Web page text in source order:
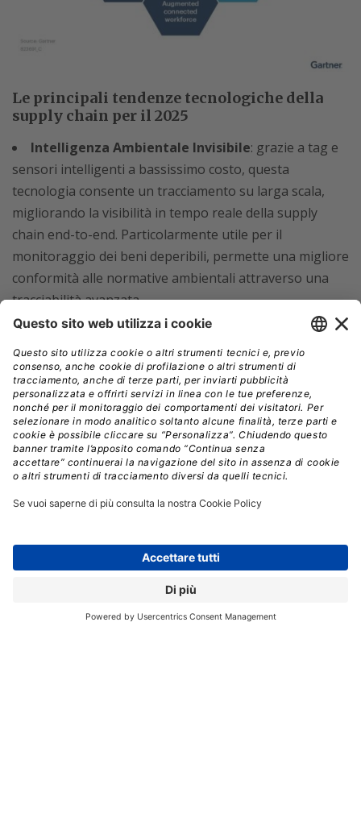
Le principali tendenze tecnologiche della
supply chain per il 2025
Intelligenza Ambientale Invisibile: grazie a tag e
sensori intelligenti a bassissimo costo, questa
tecnologia consente un tracciamento su larga scala,
migliorando la visibilità in tempo reale della supply
chain end-to-end. Particolarmente utile per il
monitoraggio dei beni deperibili, permette una migliore
conformità alle normative ambientali attraverso una
tracciabilità avanzata
Forza lavoro aumentata e connessa (ACWF):
decisionale e ridurre la variabilità operativa,
affrontando il gap di competenze nella forza lavoro. La
digitalizzazione delle procedure standard accelera
l’inserimento dei dipendenti e aumenta la produttività
nelle operazioni di produzione e logistica
Interfaccia utente multimodale:questa
tecnologia consente agli utenti di interagire con i
pratico è l’adozione di controlli vocali e interfacce
gestuali nel settore logistico per migliorare la sicurezza
Robot poli-funzionali
: questi robot, capaci di